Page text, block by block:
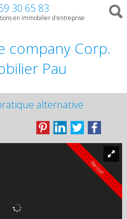
30 65 83
en immobilier d'entreprise
alternative
Rented